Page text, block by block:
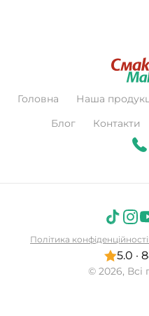
Головна Наша
Блог
Контакти
© 2026, Всі
5.0 ·
Політика конфіденційності